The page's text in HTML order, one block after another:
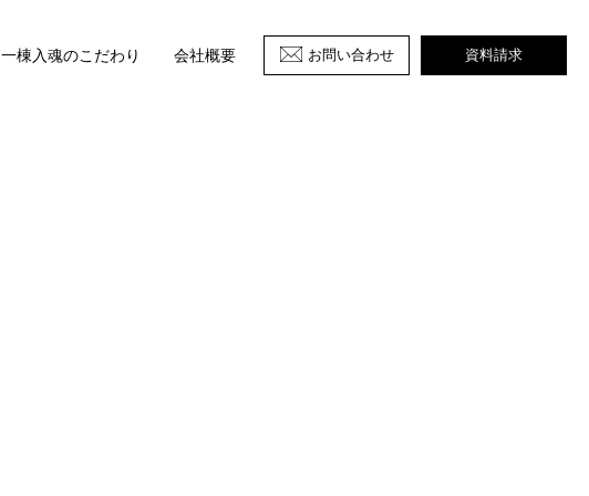
一棟入魂のこだわり 会社概要 お問い合わせ 資料請求